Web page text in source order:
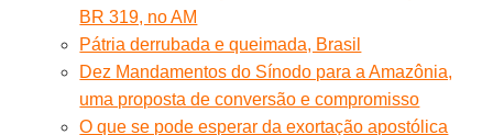
BR 319, no AM
Pátria derrubada e queimada, Brasil
Dez Mandamentos do Sínodo para a Amazônia,
uma proposta de conversão e compromisso
O que se pode esperar da exortação apostólica